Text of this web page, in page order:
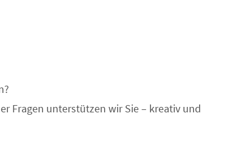
Fragen unterstützen wir Sie – kreativ und